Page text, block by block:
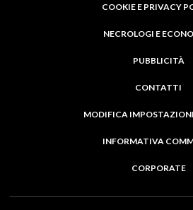
COOKIE E PRIVACY
NECROLOGI E
PUBBLICITÀ
CONTATTI
MODIFICA
INFORMATIVA
CORPORATE